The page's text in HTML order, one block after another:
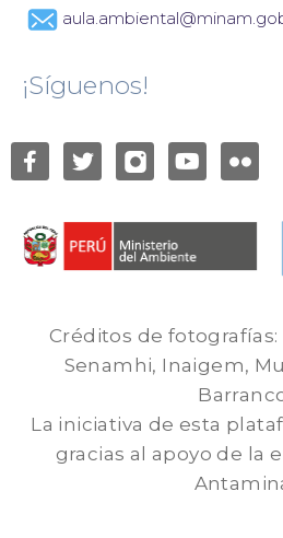
¡Síguenos!
Créditos de
Senamhi, Inaigem,
La iniciativa de esta
gracias al apoyo de la